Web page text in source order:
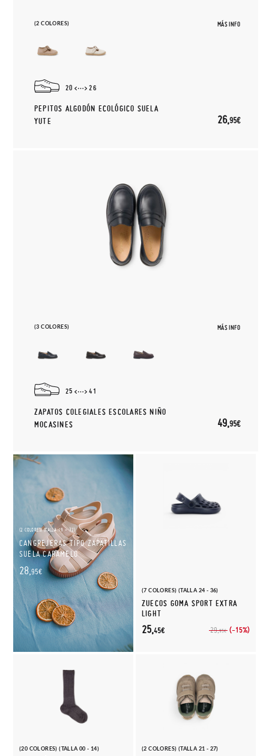
(2 COLORES) MÁS INFO
20 26
PEPITOS ALGODÓN ECOLÓGICO SUELA
YUTE
26,95€
(3 COLORES) MÁS INFO
25 41
ZAPATOS COLEGIALES ESCOLARES NIÑO
MOCASINES
49,95€
(2 COLORES) (TALLA 19 - 32)
CANGREJERAS TIPO ZAPATILLAS
SUELA CARAMELO
28, 95€
(7 COLORES) (TALLA 24 - 36)
ZUECOS GOMA SPORT EXTRA
LIGHT
29,95€ (-15%)
25,45€
(20 COLORES) (TALLA 00 - 14) (2 COLORES) (TALLA 21 - 27)